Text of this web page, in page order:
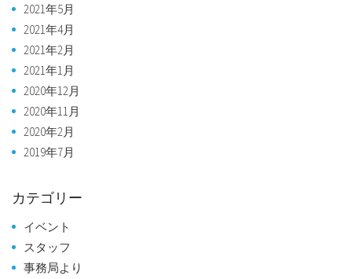
2021年5月
2021年4月
2021年2月
2021年1月
2020年12月
2020年11月
2020年2月
2019年7月
カテゴリー
イベント
スタッフ
事務局より